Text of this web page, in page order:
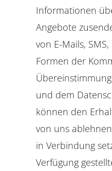
Informationen
Angebote
von E-Mails,
Formen der
und dem
können den
von uns
in Verbindung
Verfügung